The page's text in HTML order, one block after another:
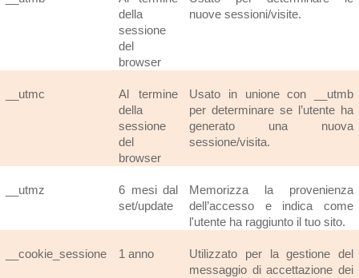
della
sessione
del
browser
nuove sessioni/visite.
__utmc
Al termine
della
sessione
del
browser
Usato in unione con __utmb
per determinare se l’utente ha
generato una nuova
sessione/visita.
__utmz
6 mesi dal
set/update
Memorizza la provenienza
dell’accesso e indica come
l'utente ha raggiunto il tuo sito.
__cookie_sessione 1 anno
Utilizzato per la gestione del
messaggio di accettazione dei